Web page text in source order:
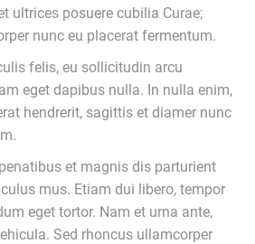
ultrices posuere cubilia Curae;
nunc eu placerat fermentum.
felis, eu sollicitudin arcu
eget dapibus nulla. In nulla enim,
hendrerit, sagittis et diamer nunc
et magnis dis parturient
mus. Etiam dui libero, tempor
eget tortor. Nam et urna ante,
Sed rhoncus ullamcorper